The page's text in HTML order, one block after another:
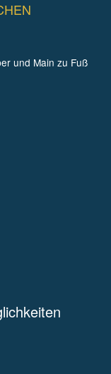
und Main zu Fuß